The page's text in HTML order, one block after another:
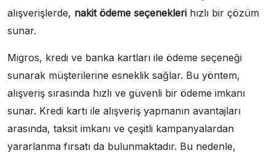
alışverişlerde, nakit ödeme seçenekleri hızlı bir çözüm
sunar.
Migros, kredi ve banka kartları ile ödeme seçeneği
sunarak müşterilerine esneklik sağlar. Bu yöntem,
alışveriş sırasında hızlı ve güvenli bir ödeme imkanı
sunar. Kredi kartı ile alışveriş yapmanın avantajları
arasında, taksit imkanı ve çeşitli kampanyalardan
yararlanma fırsatı da bulunmaktadır. Bu nedenle,